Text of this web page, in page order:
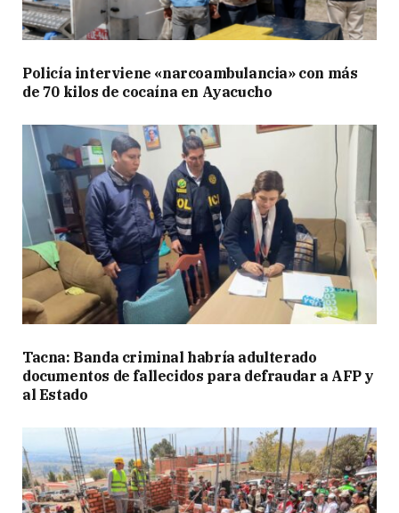
Policía interviene «narcoambulancia» con más
de 70 kilos de cocaína en Ayacucho
Tacna: Banda criminal habría adulterado
documentos de fallecidos para defraudar a AFP y
al Estado